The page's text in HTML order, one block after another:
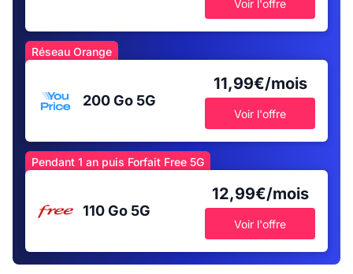
Voir l'offre
Réseau Orange
200 Go 5G
11,99€/mois
Voir l'offre
Pendant 1 an puis Forfait Free 5G
110 Go 5G
12,99€/mois
Voir l'offre